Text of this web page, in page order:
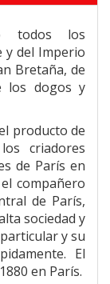
todos los
y del Imperio
Bretaña, de
los dogos y
producto de
criadores
de París en
compañero
de París,
sociedad y
y su
El
en París.